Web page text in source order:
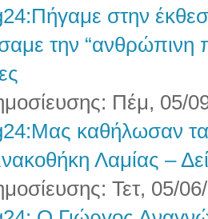
στην
την “ανθρώπινη
Πέμ, 05/
καθήλωσαν
Λαμίας –
Τετ, 05/